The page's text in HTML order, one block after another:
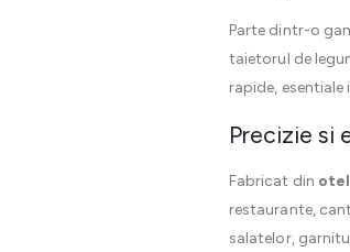
Parte dintr-o
taietorul de
rapide,
Precizie si
Fabricat din
restaurante,
salatelor,